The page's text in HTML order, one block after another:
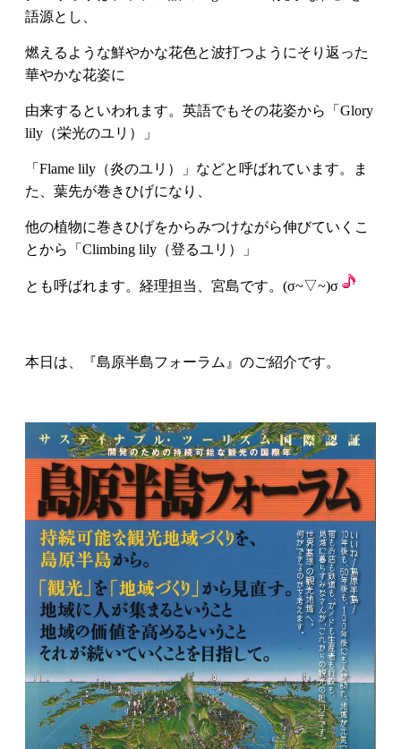
語源とし、
燃えるような鮮やかな花色と波打つようにそり返った
華やかな花姿に
由来するといわれます。英語でもその花姿から「Glory
lily（栄光のユリ）」
「Flame lily（炎のユリ）」などと呼ばれています。ま
た、葉先が巻きひげになり、
他の植物に巻きひげをからみつけながら伸びていくこ
とから「Climbing lily（登るユリ）」
とも呼ばれます。経理担当、宮島です。(σ~▽~)σ
本日は、『島原半島フォーラム』のご紹介です。